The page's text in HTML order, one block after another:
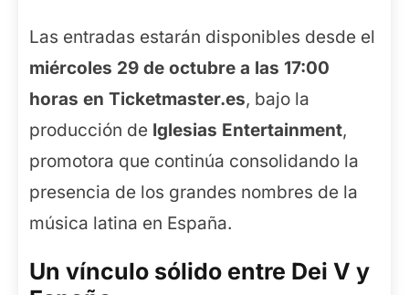
Las entradas estarán disponibles desde el
miércoles 29 de octubre a las 17:00
horas en Ticketmaster.es, bajo la
producción de Iglesias Entertainment,
promotora que continúa consolidando la
presencia de los grandes nombres de la
música latina en España.
Un vínculo sólido entre Dei V y